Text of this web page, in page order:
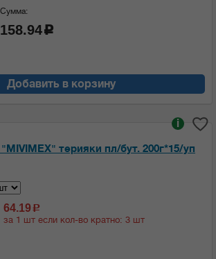
Сумма:
158.94 c
Добавить в корзину
терияки пл/бут. 200г*15/уп
i
64.19c
за 1 шт если кол-во кратно: 3 шт